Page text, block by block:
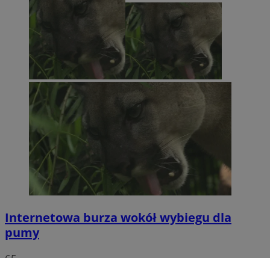
Internetowa burza wokół wybiegu dla
pumy